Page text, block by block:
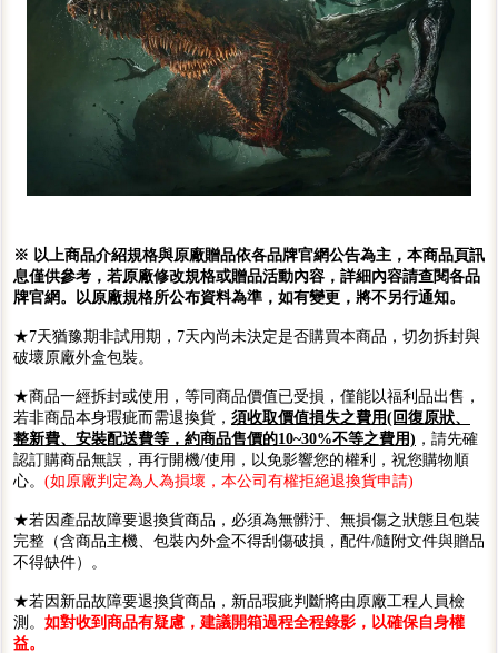
※ 以上商品介紹規格與原廠贈品依各品牌官網公告為主，本商品頁訊
息僅供參考，若原廠修改規格或贈品活動內容，詳細內容請查閱各品
牌官網。以原廠規格所公布資料為準，如有變更，將不另行通知。
★7天猶豫期非試用期，7天內尚未決定是否購買本商品，切勿拆封與
破壞原廠外盒包裝。
★商品一經拆封或使用，等同商品價值已受損，僅能以福利品出售，
若非商品本身瑕疵而需退換貨， 須收取價值損失之費用(回復原狀、
整新費、安裝配送費等，約商品售價的10~30%不等之費用) ，請先確
認訂購商品無誤，再行開機/使用，以免影響您的權利，祝您購物順
心。 (如原廠判定為人為損壞，本公司有權拒絕退換貨申請)
★若因產品故障要退換貨商品，必須為無髒汙、無損傷之狀態且包裝
完整（含商品主機、包裝內外盒不得刮傷破損，配件/隨附文件與贈品
不得缺件）。
★若因新品故障要退換貨商品，新品瑕疵判斷將由原廠工程人員檢
測。 如對收到商品有疑慮，建議開箱過程全程錄影，以確保自身權
益。